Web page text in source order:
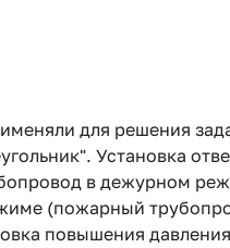
для решения
Установка
в дежурном
(пожарный
повышения